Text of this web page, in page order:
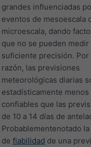
grandes influenciadas
eventos de mesoescala
microescala, dando
que no se pueden medir
suficiente precisión. Por
razón, las previsiones
meteorológicas diarias
estadísticamente menos
confiables que las
de 10 a 14 días de
Probablementenotado
de fiabilidad de una